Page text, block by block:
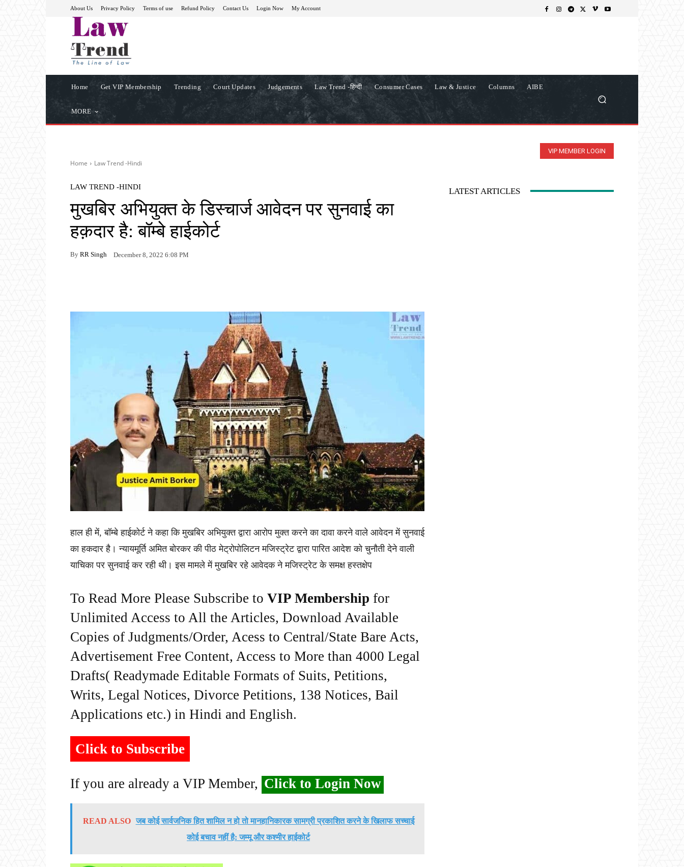
About Us Privacy Policy Terms of use Refund Policy Contact Us Login Now My Account
Home Get VIP Membership Trending Court Updates Judgements Law Trend -हिन्दी Consumer Cases Law & Justice Columns AIBE
MORE
VIP MEMBER LOGIN
Home Law Trend -Hindi
LAW TREND -HINDI
मुखबिर अभियुक्त के डिस्चार्ज आवेदन पर सुनवाई का
हक़दार है: बॉम्बे हाईकोर्ट
By RR Singh December 8, 2022 6:08 PM
हाल ही में, बॉम्बे हाईकोर्ट ने कहा कि मुखबिर अभियुक्त द्वारा आरोप मुक्त करने का दावा करने वाले आवेदन में सुनवाई
का हकदार है। न्यायमूर्ति अमित बोरकर की पीठ मेट्रोपोलिटन मजिस्ट्रेट द्वारा पारित आदेश को चुनौती देने वाली
याचिका पर सुनवाई कर रही थी। इस मामले में मुखबिर रहे आवेदक ने मजिस्ट्रेट के समक्ष हस्तक्षेप
To Read More Please Subscribe to VIP Membership for
Unlimited Access to All the Articles, Download Available
Copies of Judgments/Order, Acess to Central/State Bare Acts,
Advertisement Free Content, Access to More than 4000 Legal
Drafts( Readymade Editable Formats of Suits, Petitions,
Writs, Legal Notices, Divorce Petitions, 138 Notices, Bail
Applications etc.) in Hindi and English.
Click to Subscribe
If you are already a VIP Member, Click to Login Now
READ ALSO जब कोई सार्वजनिक हित शामिल न हो तो मानहानिकारक सामग्री प्रकाशित करने के खिलाफ सच्चाई
कोई बचाव नहीं है: जम्मू और कश्मीर हाईकोर्ट
LATEST ARTICLES